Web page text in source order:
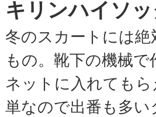
キリンハイソ
冬のスカートには
もの。靴下の機械
ネットに入れても
単なので出番も多